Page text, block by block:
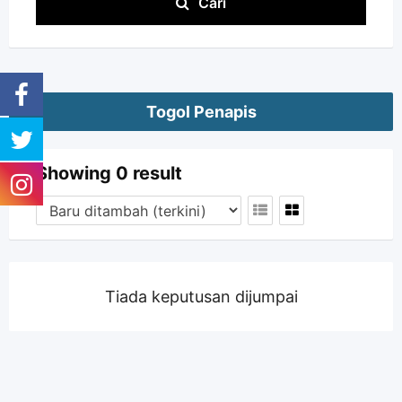
Togol Penapis
Showing 0 result
Tiada keputusan dijumpai